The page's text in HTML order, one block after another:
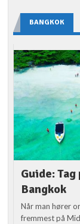
BANGKOK
Guide:
Bangkok
Når man hører
fremmest på